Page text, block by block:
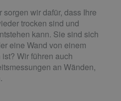
wir dafür, dass Ihre
trocken sind und
kann. Sie sind sich
eine Wand von einem
Wir führen auch
an Wänden,